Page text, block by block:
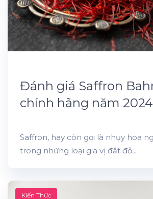
Đánh giá Saffron
chính hãng năm 2024
Saffron, hay còn gọi là nhụy hoa
trong những loại gia vị đắt đỏ...
Kiến Thức